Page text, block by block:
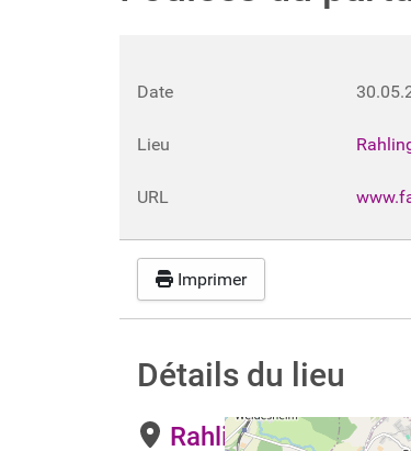
Date
Lieu
URL
Imprimer
Détails du lieu
Rahling